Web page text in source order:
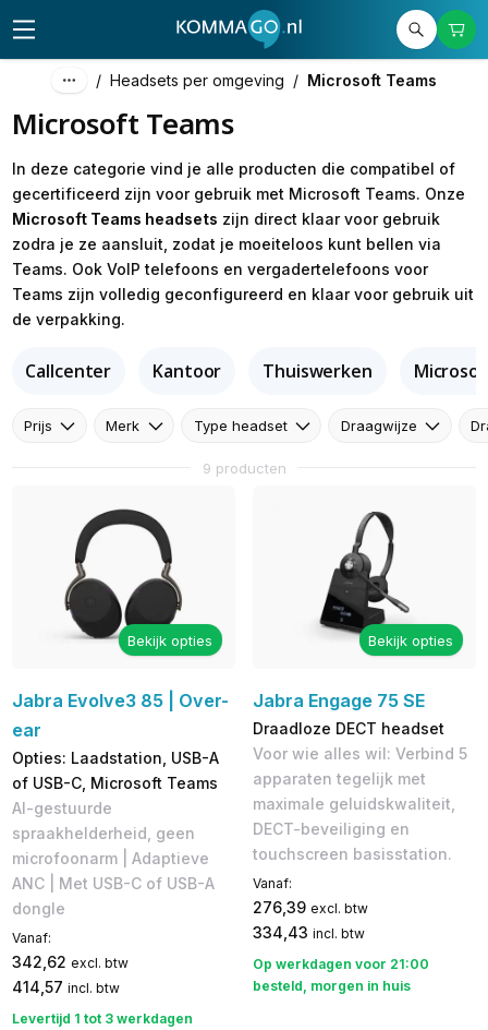
/ Headsets per omgeving / Microsoft Teams
Microsoft Teams
In deze categorie vind je alle producten die compatibel of
gecertificeerd zijn voor gebruik met Microsoft Teams. Onze
Microsoft Teams headsets zijn direct klaar voor gebruik
zodra je ze aansluit, zodat je moeiteloos kunt bellen via
Teams. Ook VoIP telefoons en vergadertelefoons voor
Teams zijn volledig geconfigureerd en klaar voor gebruik uit
de verpakking.
Callcenter Kantoor Thuiswerken
Prijs Merk Type headset Draagwijze
9 producten
Bekijk opties
Jabra Evolve3 85 | Over-
ear
Opties: Laadstation, USB-A
of USB-C, Microsoft Teams
AI-gestuurde
spraakhelderheid, geen
microfoonarm | Adaptieve
ANC | Met USB-C of USB-A
dongle
Vanaf:
342,62 excl. btw
414,57 incl. btw
Levertijd 1 tot 3 werkdagen
Bekijk opties
Jabra Engage 75 SE
Draadloze DECT headset
Voor wie alles wil: Verbind 5
apparaten tegelijk met
maximale geluidskwaliteit,
DECT-beveiliging en
touchscreen basisstation.
Vanaf:
276,39 excl. btw
334,43 incl. btw
Op werkdagen voor 21:00
besteld, morgen in huis